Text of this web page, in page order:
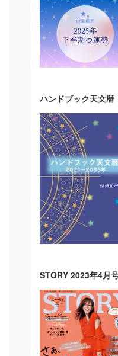
ハンドブック天文暦
STORY 2023年4月